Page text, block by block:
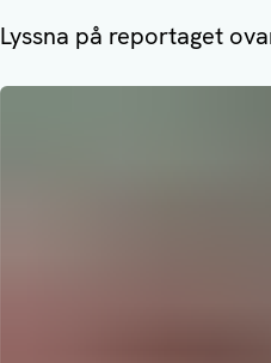
Lyssna på reportaget